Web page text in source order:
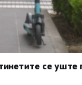
се уште